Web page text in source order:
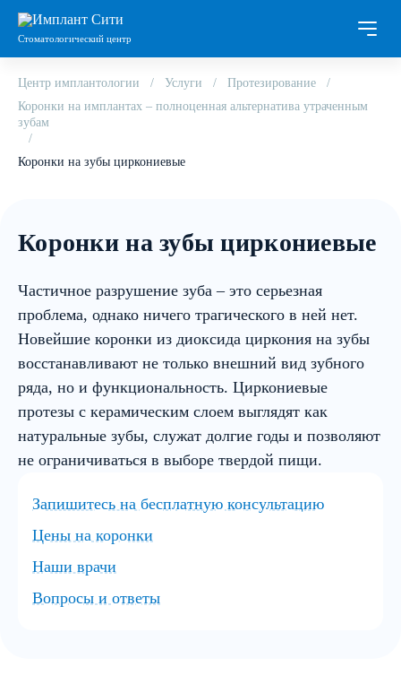
Стоматологический центр
Центр имплантологии Услуги
Протезирование
Коронки на имплантах – полноценная альтернатива утраченным
зубам
Коронки на зубы циркониевые
Коронки на зубы циркониевые
Частичное разрушение зуба – это серьезная
проблема, однако ничего трагического в ней нет.
Новейшие коронки из диоксида циркония на зубы
восстанавливают не только внешний вид зубного
ряда, но и функциональность. Циркониевые
протезы с керамическим слоем выглядят как
натуральные зубы, служат долгие годы и позволяют
не ограничиваться в выборе твердой пищи.
Запишитесь на бесплатную консультацию
Цены на коронки
Наши врачи
Вопросы и ответы